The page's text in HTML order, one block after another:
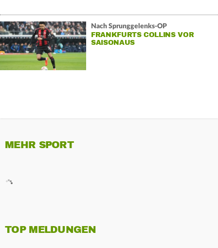
Nach Sprunggelenks-OP
FRANKFURTS COLLINS VOR
SAISONAUS
MEHR SPORT
TOP MELDUNGEN